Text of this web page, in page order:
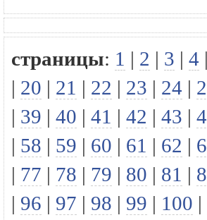
страницы: 1 | 2 | 3 | 4 |
| 20 | 21 | 22 | 23 | 24 |
| 39 | 40 | 41 | 42 | 43 |
| 58 | 59 | 60 | 61 | 62 |
| 77 | 78 | 79 | 80 | 81 |
| 96 | 97 | 98 | 99 | 100 |